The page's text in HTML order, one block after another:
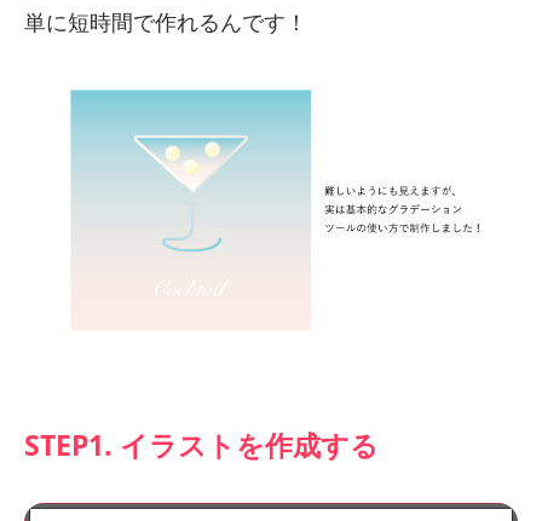
単に短時間で作れるんです！
STEP1. イラストを作成する